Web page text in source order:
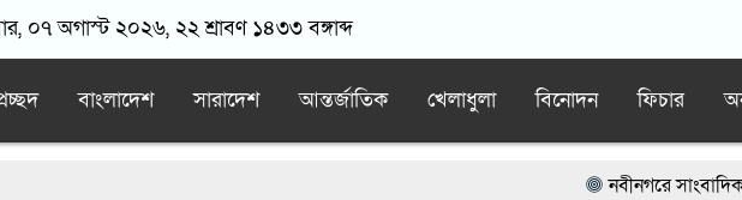
০৭ অগাস্ট ২০২৬, ২২ শ্রাবণ ১৪৩৩ বঙ্গাব্দ
বাংলাদেশ সারাদেশ আন্তর্জাতিক খেলাধুলা বিনোদন ফিচার
নবীনগরে